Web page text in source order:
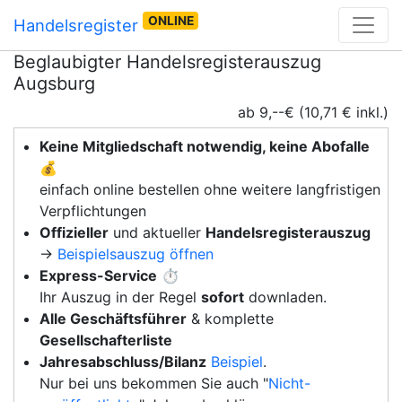
Handelsregister ONLINE
Beglaubigter Handelsregisterauszug
Augsburg
ab 9,--€ (10,71 € inkl.)
Keine Mitgliedschaft notwendig, keine Abofalle
💰
einfach online bestellen ohne weitere langfristigen
Verpflichtungen
Offizieller und aktueller Handelsregisterauszug
→ Beispielsauszug öffnen
Express-Service ⏱️
Ihr Auszug in der Regel sofort downladen.
Alle Geschäftsführer & komplette
Gesellschafterliste
Jahresabschluss/Bilanz Beispiel.
Nur bei uns bekommen Sie auch "Nicht-